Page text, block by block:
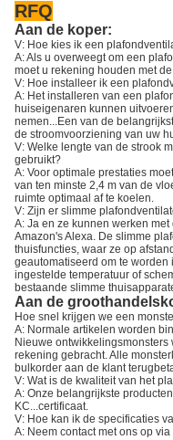
RFQ
Aan de koper:
V: Hoe kies ik een
A: Als u overweegt om een
moet u rekening houden met
V: Hoe installeer ik een
A: Het installeren van een
huiseigenaren kunnen
nemen...Een van de
de stroomvoorziening van uw
V: Welke lengte van de strook
gebruikt?
A: Voor optimale prestaties
van ten minste 2,4 m van de
ruimte optimaal af te koelen.
V: Zijn er slimme
A: Ja en ze kunnen werken
Amazon's Alexa. De slimme
thuisfuncties, waar ze op
geautomatiseerd om te
ingestelde temperatuur of
bestaande slimme
Aan de
Hoe snel krijgen we een
A: Normale artikelen worden
Nieuwe
rekening gebracht. Alle
bulkorder aan de klant
V: Wat is de kwaliteit van het
A: Onze belangrijkste
KC...certificaat.
V: Hoe kan ik de specificaties
A: Neem contact met ons op